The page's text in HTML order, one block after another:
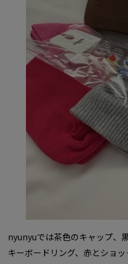
nyunyuでは茶色のキャップ、
キーボードリング、赤とショ